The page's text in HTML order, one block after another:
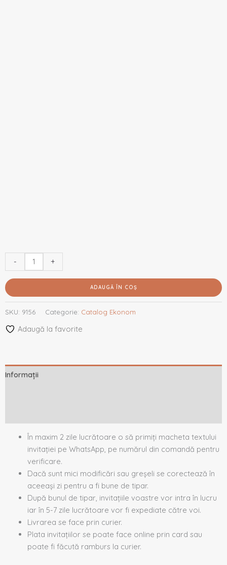
- +
ADAUGĂ ÎN COȘ
SKU: 9156 Categorie: Catalog Ekonom
Adaugă la favorite
Informații
În maxim 2 zile lucrătoare o să primiți macheta textului
invitației pe WhatsApp, pe numărul din comandă pentru
verificare.
Dacă sunt mici modificări sau greșeli se corectează în
aceeași zi pentru a fi bune de tipar.
După bunul de tipar, invitațiile voastre vor intra în lucru
iar în 5-7 zile lucrătoare vor fi expediate către voi.
Livrarea se face prin curier.
Plata invitațiilor se poate face online prin card sau
poate fi făcută ramburs la curier.